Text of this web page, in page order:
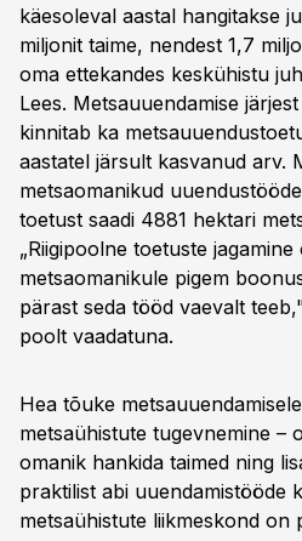
käesoleval aastal hangitakse
miljonit taime, nendest 1,7
oma ettekandes keskühistu
Lees. Metsauuendamise
kinnitab ka
aastatel järsult kasvanud arv.
metsaomanikud
toetust saadi 4881 hektari
„Riigipoolne toetuste
metsaomanikule pigem
pärast seda tööd vaevalt
poolt vaadatuna.
Hea tõuke
metsaühistute tugevnemine –
omanik hankida taimed ning
praktilist abi uuendamistööde
metsaühistute liikmeskond on